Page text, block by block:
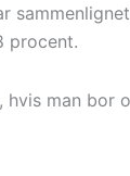
procent.
man